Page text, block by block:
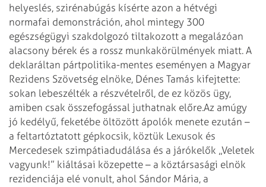
helyeslés, szirénabúgás kísérte azon a hétvégi
normafai demonstráción, ahol mintegy 300
egészségügyi szakdolgozó tiltakozott a megalázóan
alacsony bérek és a rossz munkakörülmények miatt. A
deklaráltan pártpolitika-mentes eseményen a Magyar
Rezidens Szövetség elnöke, Dénes Tamás kifejtette:
sokan lebeszélték a részvételről, de ez közös ügy,
amiben csak összefogással juthatnak előre.Az amúgy
jó kedélyű, feketébe öltözött ápolók menete ezután –
a feltartóztatott gépkocsik, köztük Lexusok és
Mercedesek szimpátiadudálása és a járókelők „Veletek
vagyunk!” kiáltásai közepette – a köztársasági elnök
rezidenciája elé vonult, ahol Sándor Mária, a